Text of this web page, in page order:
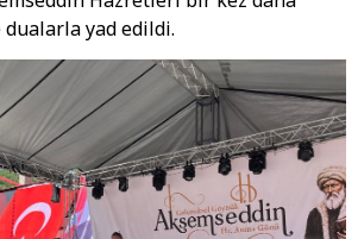
yad edildi.